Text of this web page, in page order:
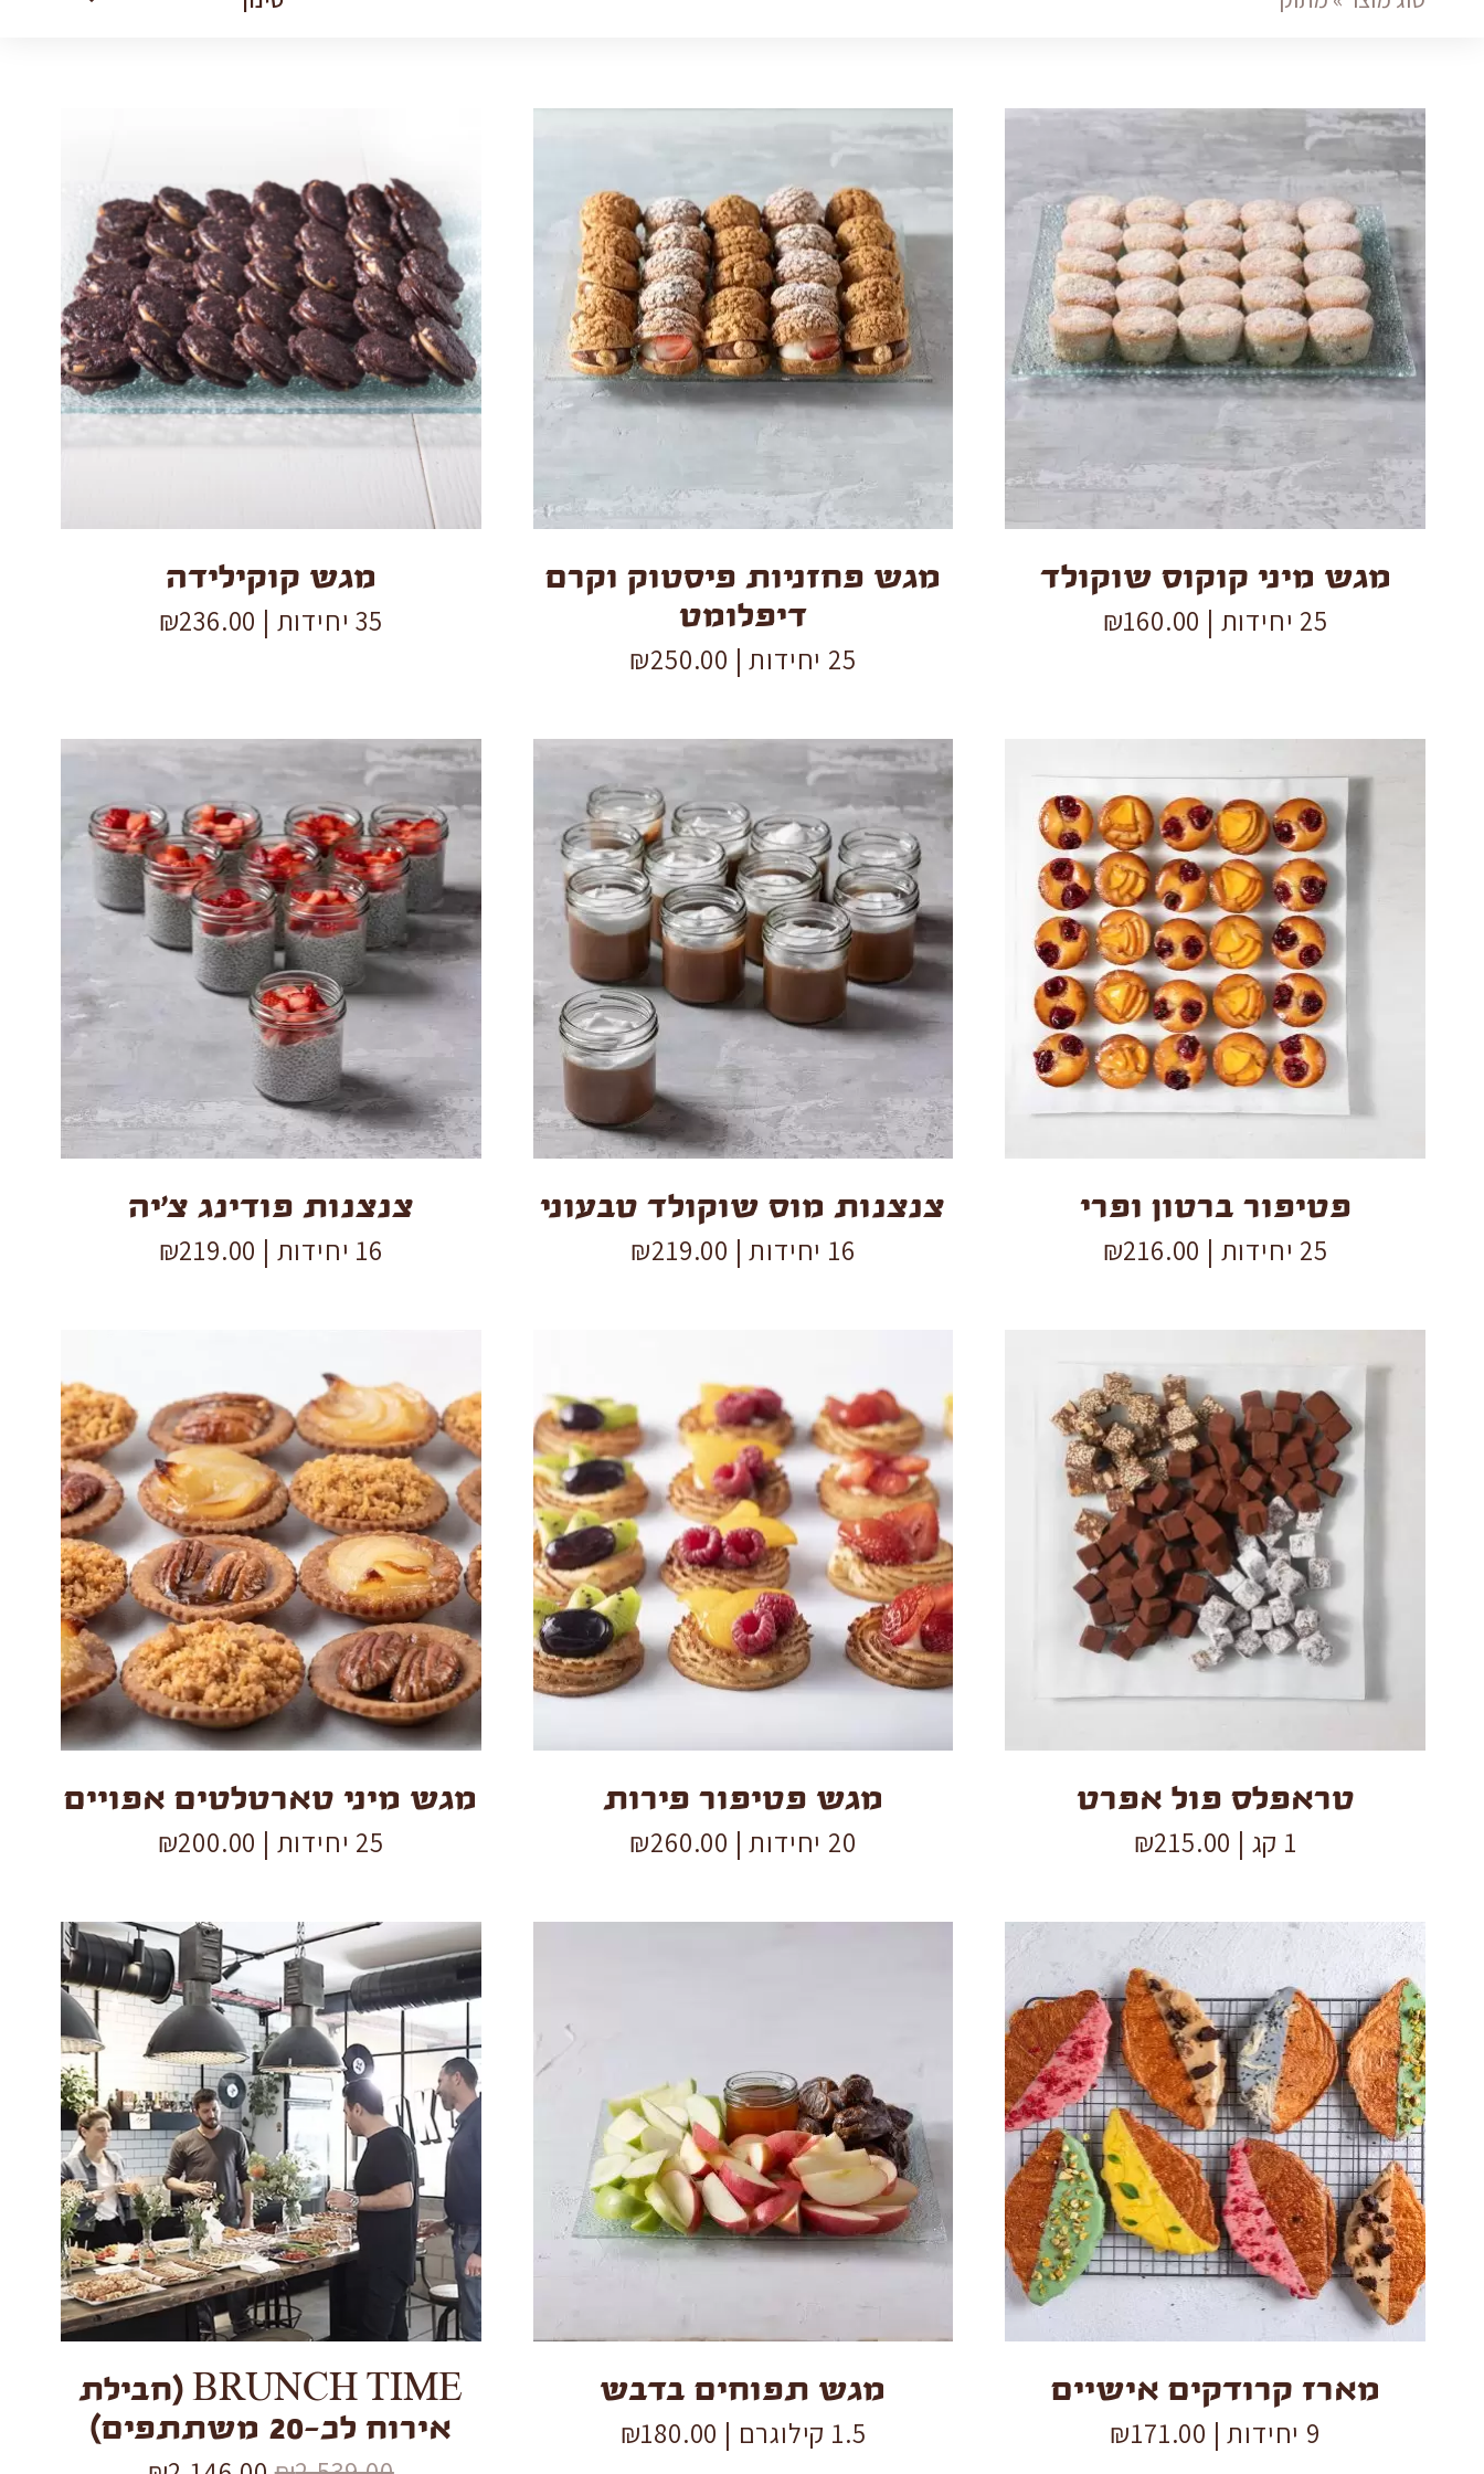
מגש
מיני
קוקוס
שוקולד
quantity
מגש מיני קוקוס שוקולד
25 יחידות | ₪160.00
מגש
פחזניות
פיסטוק
וקרם
מגש פחזניות פיסטוק וקרם
דיפלומט
25 יחידות | ₪250.00
מגש
קוקילידה
quantity
מגש קוקילידה
35 יחידות | ₪236.00
פטיפור
ברטון
ופרי
quantity
פטיפור ברטון ופרי
25 יחידות | ₪216.00
צנצנות
מוס
שוקולד
טבעוני
quantity
צנצנות מוס שוקולד טבעוני
16 יחידות | ₪219.00
צנצנות
פודינג
צ'יה
quantity
צנצנות פודינג צ’יה
16 יחידות | ₪219.00
טראפלס
פול
אפרט
quantity
טראפלס פול אפרט
1 קג | ₪215.00
מגש
פטיפור
פירות
quantity
מגש פטיפור פירות
20 יחידות | ₪260.00
מגש
מיני
טארטלטים
אפויים
quantity
מגש מיני טארטלטים אפויים
25 יחידות | ₪200.00
מארז
קרודקים
אישיים
quantity
מארז קרודקים אישיים
9 יחידות | ₪171.00
מגש
תפוחים
בדבש
quantity
מגש תפוחים בדבש
1.5 קילוגרם | ₪180.00
BRUNCH
TIME
(חבילת
אירוח
לכ-20
משתתפים)
quantity
BRUNCH TIME (חבילת
אירוח לכ-20 משתתפים)